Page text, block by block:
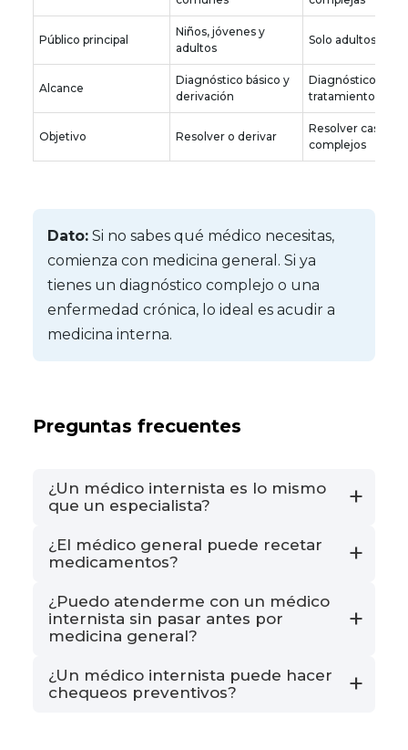
Público principal
Niños, jóvenes y
adultos
Solo adultos
Alcance
Diagnóstico básico y
derivación
Diagnóstico
tratamiento
Objetivo Resolver o derivar
Resolver casos
complejos
Dato:Si no sabes qué médico necesitas,
comienza con medicina general. Si ya
tienes un diagnóstico complejo o una
enfermedad crónica, lo ideal es acudir a
medicina interna.
Preguntas frecuentes
¿Un médico internista es lo mismo
que un especialista?
Sí. La medicina interna es una especialidad
adicional después del título de médico
general.
¿El médico general puede recetar
medicamentos?
Sí. Está capacitado para diagnosticar y
tratar la mayoría de enfermedades
exámenes.
¿Puedo atenderme con un médico
internista sin pasar antes por
medicina general?
Sí, aunque en muchos casos medicina
¿Un médico internista puede hacer
chequeos preventivos?